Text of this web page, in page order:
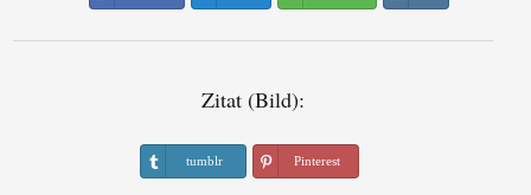
Zitat (Bild):
tumblr Pinterest